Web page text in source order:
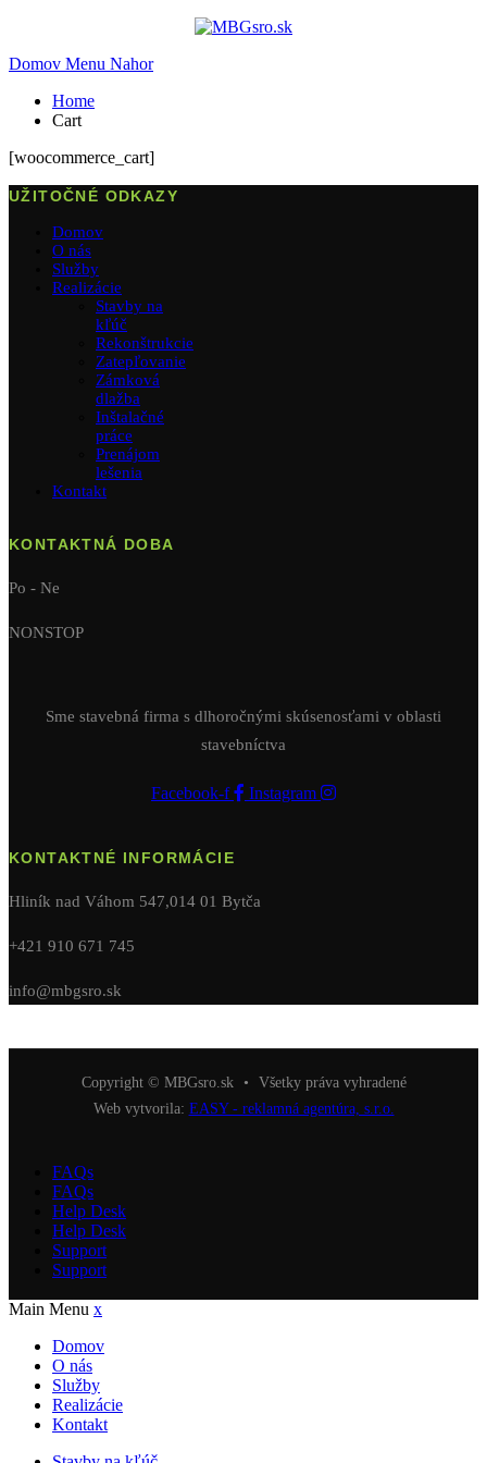
Domov Menu Nahor
Home
Cart
[woocommerce_cart]
UŽITOČNÉ ODKAZY
Domov
O nás
Služby
Realizácie
Stavby na
kľúč
Rekonštrukcie
Zatepľovanie
Zámková
dlažba
Inštalačné
práce
Prenájom
lešenia
Kontakt
KONTAKTNÁ DOBA
Po - Ne
NONSTOP
Sme stavebná firma s dlhoročnými skúsenosťami v oblasti
stavebníctva
Facebook-f Instagram
KONTAKTNÉ INFORMÁCIE
Hliník nad Váhom 547,014 01 Bytča
+421 910 671 745
info@mbgsro.sk
Copyright © MBGsro.sk •
Všetky práva vyhradené
Web vytvorila: EASY - reklamná agentúra, s.r.o.
FAQs
FAQs
Help Desk
Help Desk
Support
Support
Main Menu x
Domov
O nás
Služby
Realizácie
Kontakt